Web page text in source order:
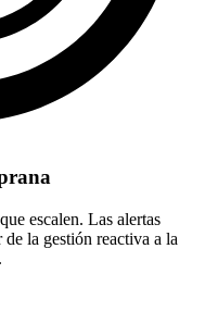
escalen. Las alertas
la gestión reactiva a la